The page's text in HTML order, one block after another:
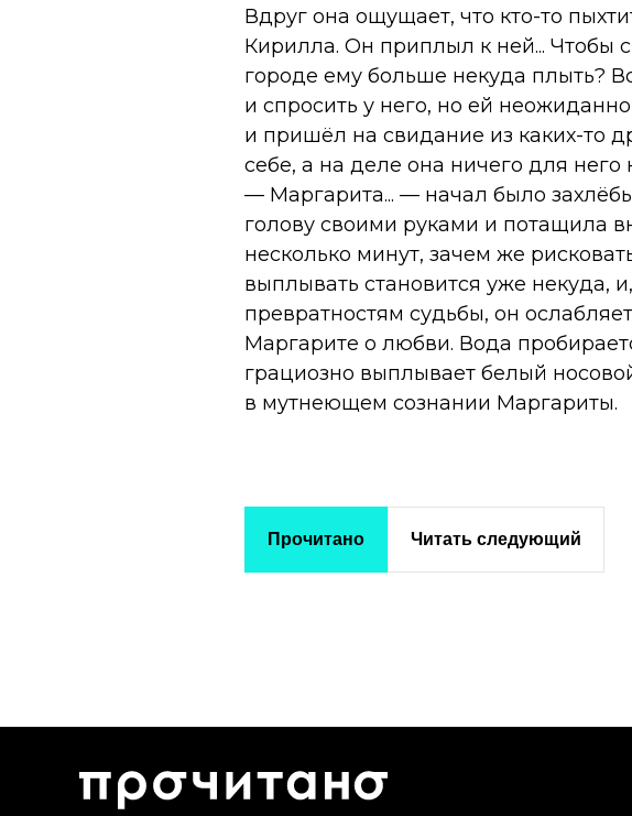
Вдруг она ощущает, что кто-то
Кирилла. Он приплыл к ней... Чтобы
городе ему больше некуда плыть?
и спросить у него, но ей
и пришёл на свидание из каких-то
себе, а на деле она ничего для него
— Маргарита... — начал было
голову своими руками и потащила
несколько минут, зачем же
выплывать становится уже некуда,
превратностям судьбы, он
Маргарите о любви. Вода
грациозно выплывает белый
в мутнеющем сознании Маргариты.
Прочитано Читать следующий